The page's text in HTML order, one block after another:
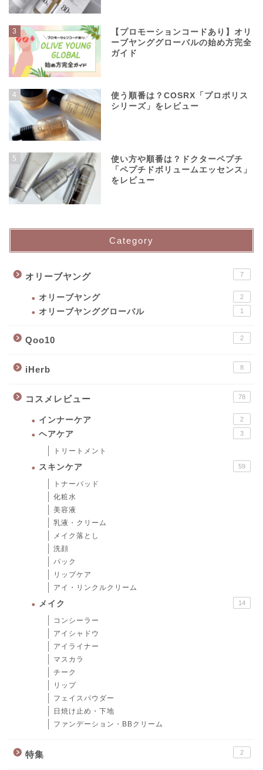
3
【プロモーションコードあり】オリ
ーブヤンググローバルの始め方完全
ガイド
4
使う順番は？COSRX「プロポリス
シリーズ」をレビュー
5
使い方や順番は？ドクターペプチ
「ペプチドボリュームエッセンス」
をレビュー
Category
オリーブヤング 7
オリーブヤング 2
オリーブヤンググローバル 1
Qoo10 2
iHerb 8
コスメレビュー 78
インナーケア 2
ヘアケア 3
トリートメント
スキンケア 59
トナーパッド
化粧水
美容液
乳液・クリーム
メイク落とし
洗顔
パック
リップケア
アイ・リンクルクリーム
メイク 14
コンシーラー
アイシャドウ
アイライナー
マスカラ
チーク
リップ
フェイスパウダー
日焼け止め・下地
ファンデーション・BBクリーム
特集 2